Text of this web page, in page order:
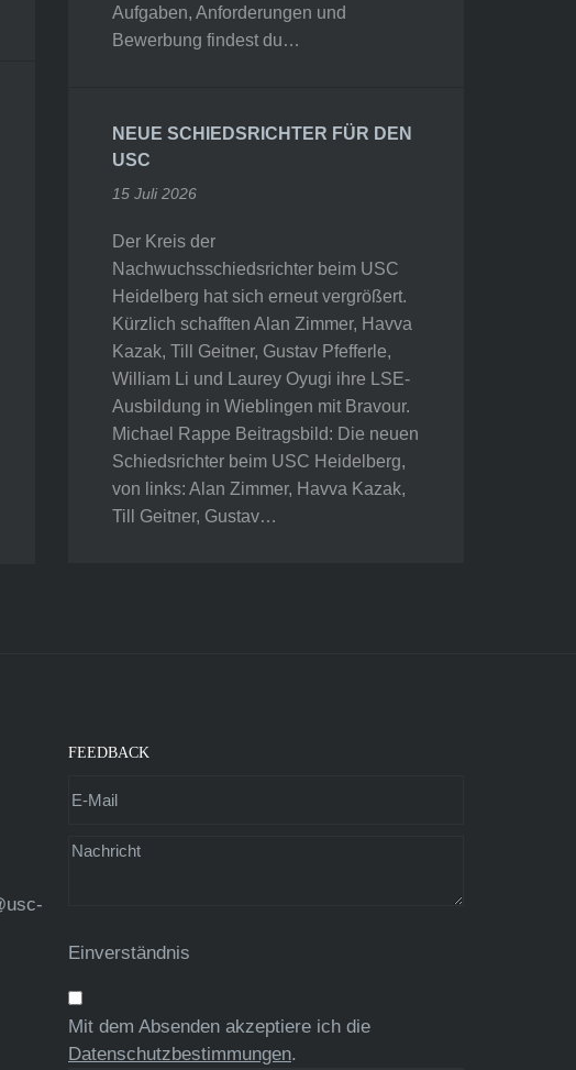
Aufgaben, Anforderungen und
Bewerbung findest du…
NEUE SCHIEDSRICHTER FÜR DEN
USC
15 Juli 2026
Der Kreis der
Nachwuchsschiedsrichter beim USC
Heidelberg hat sich erneut vergrößert.
Kürzlich schafften Alan Zimmer, Havva
Kazak, Till Geitner, Gustav Pfefferle,
William Li und Laurey Oyugi ihre LSE-
Ausbildung in Wieblingen mit Bravour.
Michael Rappe Beitragsbild: Die neuen
Schiedsrichter beim USC Heidelberg,
von links: Alan Zimmer, Havva Kazak,
Till Geitner, Gustav…
FEEDBACK
Einverständnis
Mit dem Absenden akzeptiere ich die
Datenschutzbestimmungen.